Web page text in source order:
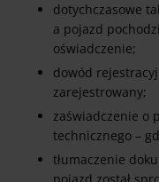
dotychczasowe
a pojazd
oświadczenie;
dowód
zarejestrowany;
zaświadczenie o
technicznego –
tłumaczenie